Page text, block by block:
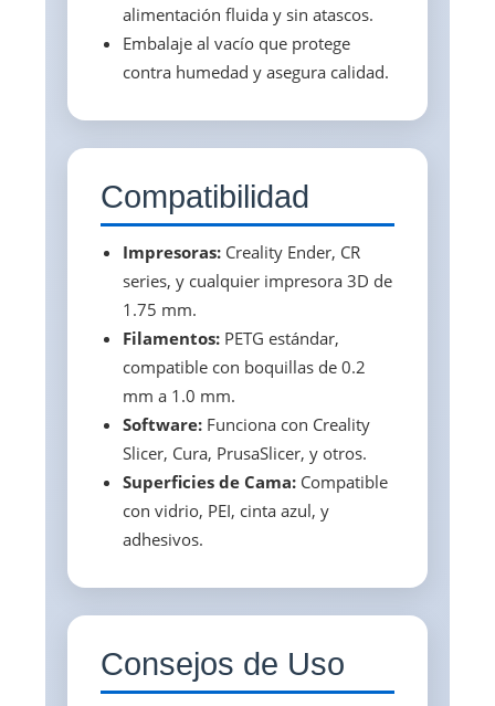
alimentación fluida y sin atascos.
Embalaje al vacío que protege
contra humedad y asegura calidad.
Compatibilidad
Impresoras: Creality Ender, CR
series, y cualquier impresora 3D de
1.75 mm.
Filamentos: PETG estándar,
compatible con boquillas de 0.2
mm a 1.0 mm.
Software: Funciona con Creality
Slicer, Cura, PrusaSlicer, y otros.
Superficies de Cama: Compatible
con vidrio, PEI, cinta azul, y
adhesivos.
Consejos de Uso